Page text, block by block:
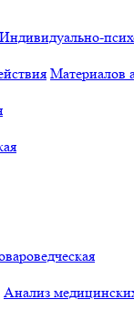
Индивидуально-
Материалов
Анализ